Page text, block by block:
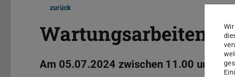
zurück
Wartungsarbeiten:
Am 05.07.2024 zwischen 11.00 und